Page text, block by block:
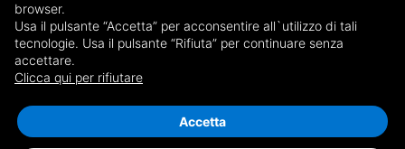
4 results for
Stroppiana
browser.
Usa il pulsante “Accetta” per acconsentire all`utilizzo di tali
tecnologie. Usa il pulsante “Rifiuta” per continuare senza
accettare.
Clicca qui per rifiutare
Accetta